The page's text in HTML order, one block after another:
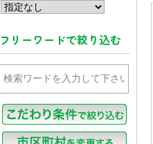
フリーワードで絞り込む